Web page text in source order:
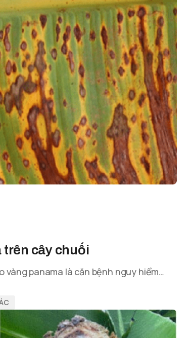
trên cây chuối
vàng panama là căn bệnh nguy hiểm…